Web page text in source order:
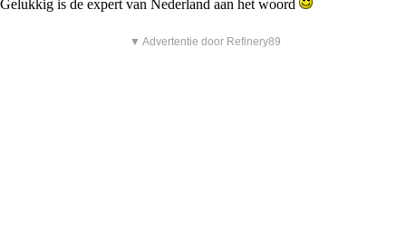
Gelukkig is de expert van Nederland aan het woord
▼ Advertentie door Refinery89